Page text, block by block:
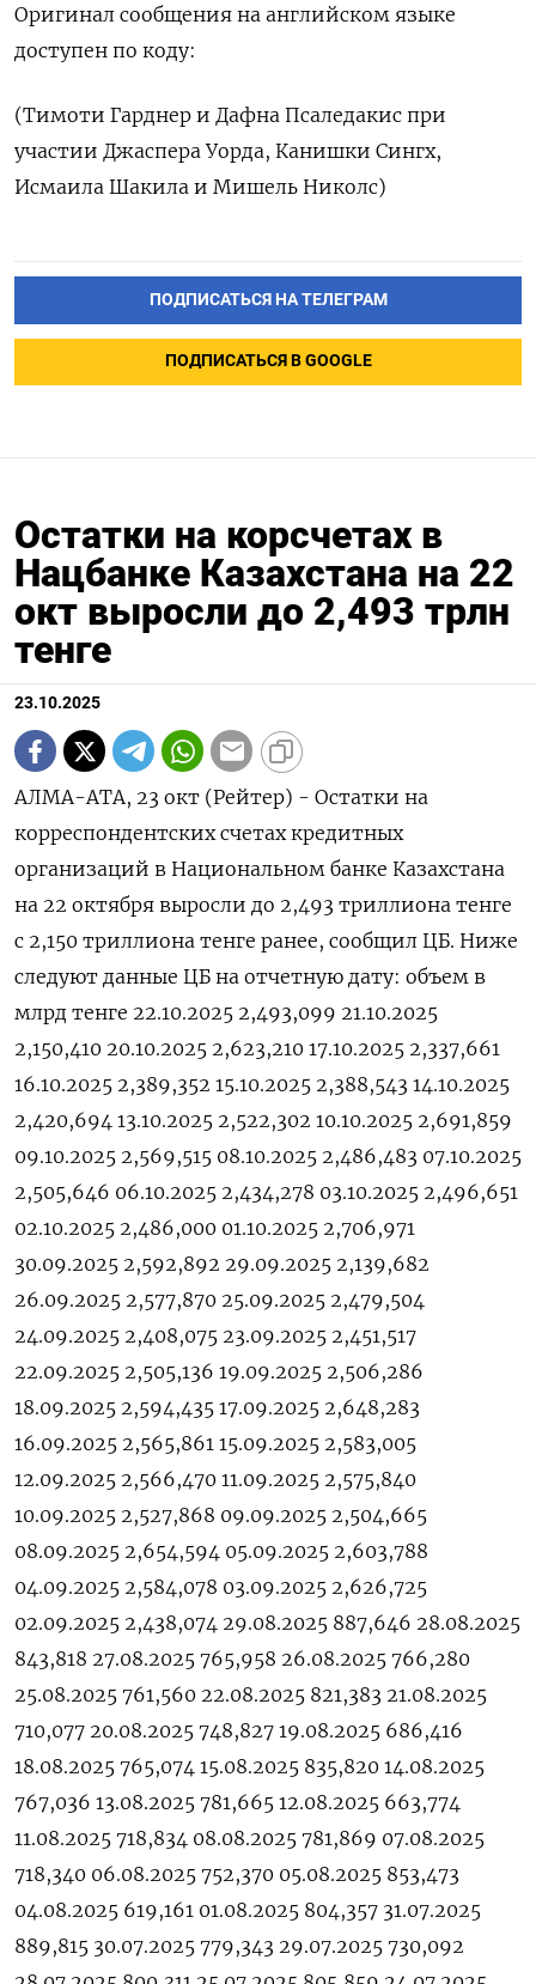
Оригинал сообщения на английском языке
доступен по коду:
(Тимоти Гарднер и Дафна Псаледакис при
участии Джаспера Уорда, Канишки Сингх,
Исмаила Шакила и Мишель Николс)
ПОДПИСАТЬСЯ НА ТЕЛЕГРАМ
ПОДПИСАТЬСЯ В GOOGLE
Остатки на корсчетах в
Нацбанке Казахстана на 22
окт выросли до 2,493 трлн
тенге
23.10.2025
АЛМА-АТА, 23 окт (Рейтер) - Остатки на
корреспондентских счетах кредитных
организаций в Национальном банке Казахстана
на 22 октября выросли до 2,493 триллиона тенге
с 2,150 триллиона тенге ранее, сообщил ЦБ. Ниже
следуют данные ЦБ на отчетную дату: объем в
млрд тенге 22.10.2025 2,493,099 21.10.2025
2,150,410 20.10.2025 2,623,210 17.10.2025 2,337,661
16.10.2025 2,389,352 15.10.2025 2,388,543 14.10.2025
2,420,694 13.10.2025 2,522,302 10.10.2025 2,691,859
09.10.2025 2,569,515 08.10.2025 2,486,483 07.10.2025
2,505,646 06.10.2025 2,434,278 03.10.2025 2,496,651
02.10.2025 2,486,000 01.10.2025 2,706,971
30.09.2025 2,592,892 29.09.2025 2,139,682
26.09.2025 2,577,870 25.09.2025 2,479,504
24.09.2025 2,408,075 23.09.2025 2,451,517
22.09.2025 2,505,136 19.09.2025 2,506,286
18.09.2025 2,594,435 17.09.2025 2,648,283
16.09.2025 2,565,861 15.09.2025 2,583,005
12.09.2025 2,566,470 11.09.2025 2,575,840
10.09.2025 2,527,868 09.09.2025 2,504,665
08.09.2025 2,654,594 05.09.2025 2,603,788
04.09.2025 2,584,078 03.09.2025 2,626,725
02.09.2025 2,438,074 29.08.2025 887,646 28.08.2025
843,818 27.08.2025 765,958 26.08.2025 766,280
25.08.2025 761,560 22.08.2025 821,383 21.08.2025
710,077 20.08.2025 748,827 19.08.2025 686,416
18.08.2025 765,074 15.08.2025 835,820 14.08.2025
767,036 13.08.2025 781,665 12.08.2025 663,774
11.08.2025 718,834 08.08.2025 781,869 07.08.2025
718,340 06.08.2025 752,370 05.08.2025 853,473
04.08.2025 619,161 01.08.2025 804,357 31.07.2025
889,815 30.07.2025 779,343 29.07.2025 730,092